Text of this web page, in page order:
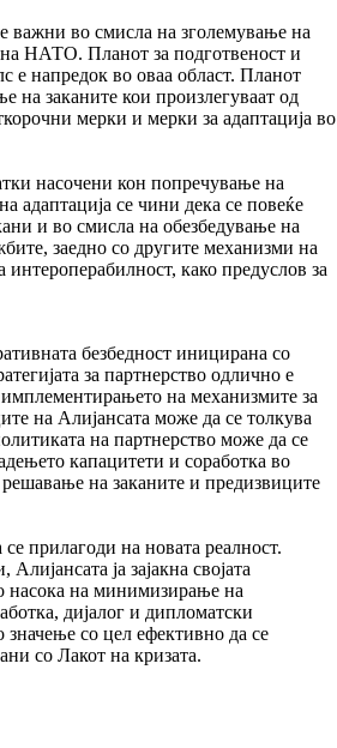
важни во смисла на зголемување на
на НАТО. Планот за подготвеност и
е напредок во оваа област. Планот
на заканите кои произлегуваат од
мерки и мерки за адаптација во
насочени кон попречување на
адаптација се чини дека се повеќе
и во смисла на обезбедување на
заедно со другите механизми на
интероперабилност, како предуслов за
безбедност иницирана со
за партнерство одлично е
на механизмите за
на Алијансата може да се толкува
на партнерство може да се
капацитети и соработка во
на заканите и предизвиците
прилагоди на новата реалност.
ја зајакна својата
насока на минимизирање на
дијалог и дипломатски
со цел ефективно да се
со Лакот на кризата.